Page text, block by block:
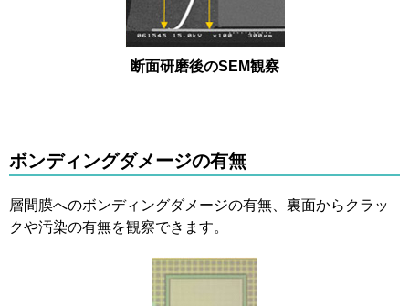
断面研磨後のSEM観察
ボンディングダメージの有無
層間膜へのボンディングダメージの有無、裏面からクラッ
クや汚染の有無を観察できます。